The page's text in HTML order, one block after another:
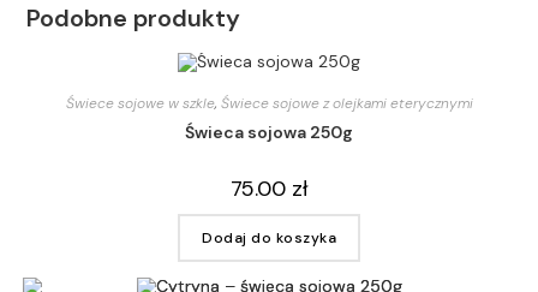
Podobne produkty
Świece sojowe w szkle, Świece sojowe z olejkami eterycznymi
Świeca sojowa 250g
75.00 zł
Dodaj do koszyka